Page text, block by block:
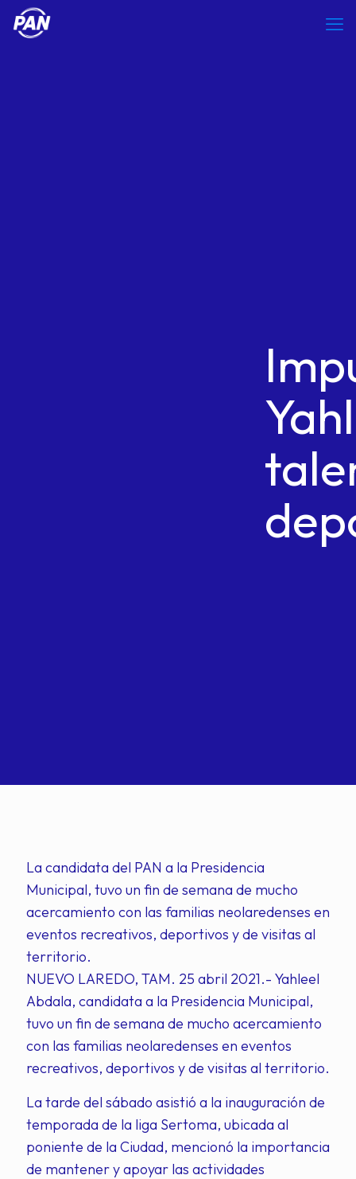
La candidata del PAN a la Presidencia
Municipal, tuvo un fin de semana de mucho
acercamiento con las familias neolaredenses en
eventos recreativos, deportivos y de visitas al
territorio.
NUEVO LAREDO, TAM. 25 abril 2021.- Yahleel
Abdala, candidata a la Presidencia Municipal,
tuvo un fin de semana de mucho acercamiento
con las familias neolaredenses en eventos
recreativos, deportivos y de visitas al territorio.
La tarde del sábado asistió a la inauguración de
temporada de la liga Sertoma, ubicada al
poniente de la Ciudad, mencionó la importancia
de mantener y apoyar las actividades